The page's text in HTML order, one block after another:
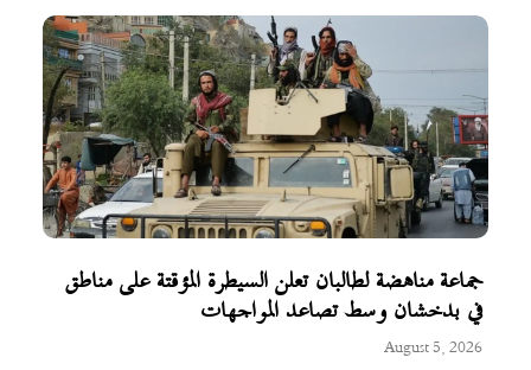
جماعة مناهضة لطالبان تعلن السيطرة المؤقتة على مناطق
في بدخشان وسط تصاعد المواجهات
August 5, 2026